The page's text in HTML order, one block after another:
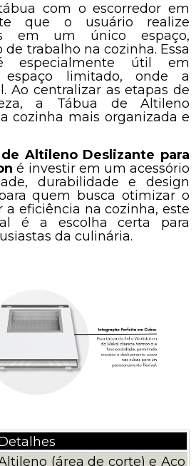
com o escorredor em
que o usuário realize
em um único espaço,
trabalho na cozinha. Essa
especialmente útil em
limitado, onde a
Ao centralizar as etapas de
a Tábua de Altileno
cozinha mais organizada e
Altileno Deslizante para
é investir em um acessório
durabilidade e design
quem busca otimizar o
a eficiência na cozinha, este
é a escolha certa para
da culinária.
(área de corte) e Aço